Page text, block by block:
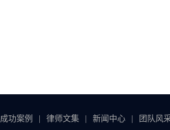
成功案例 律师文集 新闻中心 团队风